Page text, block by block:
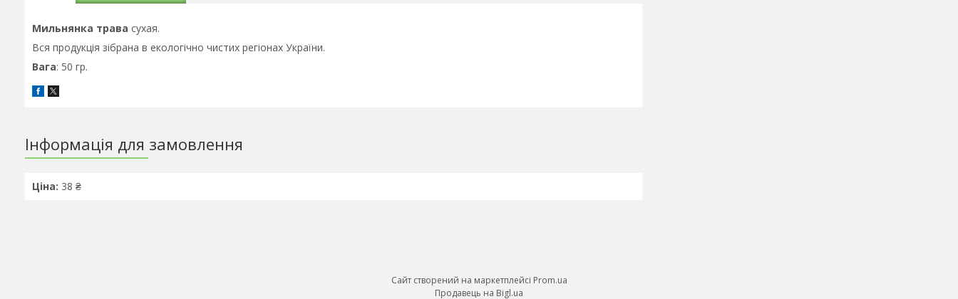
Мильнянка трава сухая.
Вся продукція зібрана в екологічно чистих регіонах України.
Вага: 50 гр.
Інформація для замовлення
Ціна: 38 ₴
Сайт створений на маркетплейсі Prom.ua
Продавець на Bigl.ua